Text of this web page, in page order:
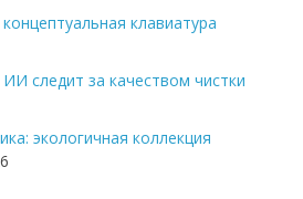
клавиатура
следит за качеством чистки
экологичная коллекция